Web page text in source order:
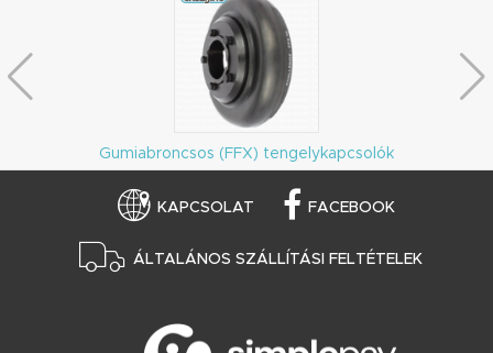
Gumiabroncsos (FFX) tengelykapcsolók
KAPCSOLAT FACEBOOK
ÁLTALÁNOS SZÁLLÍTÁSI FELTÉTELEK